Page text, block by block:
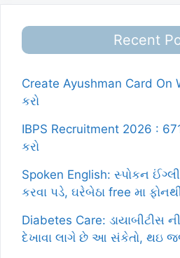
Recent
Create Ayushman Card On
કરો
IBPS Recruitment 2026 :
કરો
Spoken English: સ્પોકન
કરવા પડે, ઘરેબેઠા free મા
Diabetes Care: ડાયાબીટીસ
દેખાવા લાગે છે આ સંકેતો, થઇ